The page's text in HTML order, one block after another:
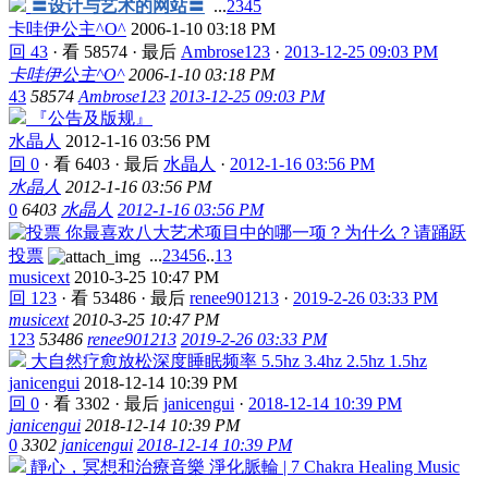
〓设计与艺术的网站〓 ...2345
卡哇伊公主^O^ 2006-1-10 03:18 PM
回 43 · 看 58574 · 最后 Ambrose123 · 2013-12-25 09:03 PM
卡哇伊公主^O^ 2006-1-10 03:18 PM
43 58574 Ambrose123 2013-12-25 09:03 PM
『公告及版规』
水晶人 2012-1-16 03:56 PM
回 0 · 看 6403 · 最后 水晶人 · 2012-1-16 03:56 PM
水晶人 2012-1-16 03:56 PM
0 6403 水晶人 2012-1-16 03:56 PM
你最喜欢八大艺术项目中的哪一项？为什么？请踊跃
投票
...23456..13
musicext 2010-3-25 10:47 PM
回 123 · 看 53486 · 最后 renee901213 · 2019-2-26 03:33 PM
musicext 2010-3-25 10:47 PM
123 53486 renee901213 2019-2-26 03:33 PM
大自然疗愈放松深度睡眠频率 5.5hz 3.4hz 2.5hz 1.5hz
janicengui 2018-12-14 10:39 PM
回 0 · 看 3302 · 最后 janicengui · 2018-12-14 10:39 PM
janicengui 2018-12-14 10:39 PM
0 3302 janicengui 2018-12-14 10:39 PM
靜心，冥想和治療音樂 淨化脈輪 | 7 Chakra Healing Music